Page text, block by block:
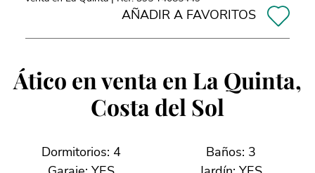
AÑADIR A FAVORITOS
Ático en venta en La Quinta,
Costa del Sol
Dormitorios: 4
Baños: 3